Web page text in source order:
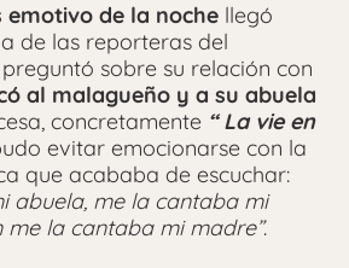
de la noche llegó
de las reporteras del
sobre su relación con
al malagueño y a su abuela
concretamente “ La vie en
evitar emocionarse con la
que acababa de escuchar:
abuela, me la cantaba mi
la cantaba mi madre”.